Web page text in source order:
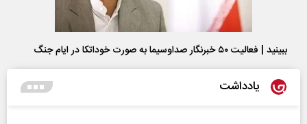
ببینید | فعالیت ۵۰ خبرنگار صداوسیما به صورت خوداتکا در ایام جنگ
یادداشت